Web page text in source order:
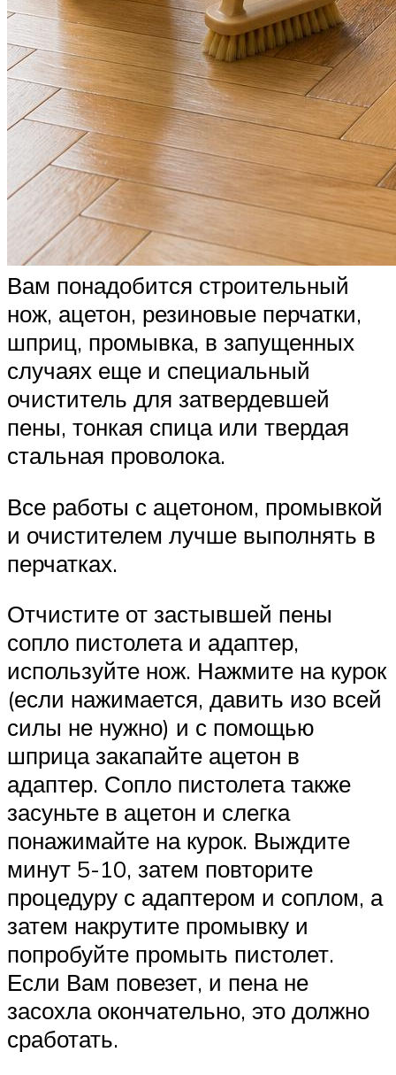
Вам понадобится строительный
нож, ацетон, резиновые перчатки,
шприц, промывка, в запущенных
случаях еще и специальный
очиститель для затвердевшей
пены, тонкая спица или твердая
стальная проволока.
Все работы с ацетоном, промывкой
и очистителем лучше выполнять в
перчатках.
Отчистите от застывшей пены
сопло пистолета и адаптер,
используйте нож. Нажмите на курок
(если нажимается, давить изо всей
силы не нужно) и с помощью
шприца закапайте ацетон в
адаптер. Сопло пистолета также
засуньте в ацетон и слегка
понажимайте на курок. Выждите
минут 5-10, затем повторите
процедуру с адаптером и соплом, а
затем накрутите промывку и
попробуйте промыть пистолет.
Если Вам повезет, и пена не
засохла окончательно, это должно
сработать.